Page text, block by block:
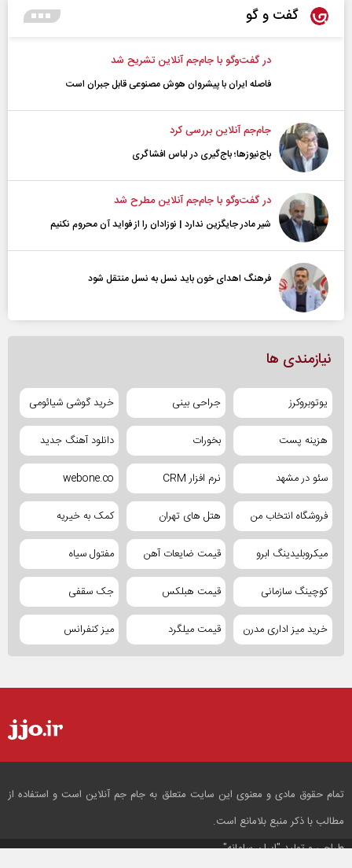
گفت و گو
در گفت‌و‌گو با جام‌جم آنلاین تشریح شد
فاصله ایران با پیشرو‌ان هوش مصنوعی قابل جبران است
جام‌جم آنلاین بررسی کرد
باج‌نیوزها؛ باج‌گیری در لباس افشاگری
در گفت‌و‌گو با جام‌جم آنلاین مطرح شد
شیر مادر جایگزین ندارد | نوزادان را از فواید آن محروم نکنیم
فرهنگ اهدای خون باید نسل به نسل منتقل شود
نیازمندی ها
یوتوبروکرز جراحی بینی خرید گوشی شیائومی
هزینه پست بخورات دانلود آهنگ جدید
سئو در مشهد نرم افزار CRM webone.co
فروشگاه انتخاب من هتل های تهران کمک به خیریه
میکروبلیدینگ ابرو قیمت ضایعات آهن مفتول سیاه
کوچینگ سازمانی قیمت هبلکس جک سقفی
خرید میز اداری مدرن قیمت میلگرد میز کنفرانس
تمام حقوق مادی و معنوی این سایت متعلق به جام جم آنلاین است و استفاده از
مطالب با ذکر منبع بلامانع است.
طراحی و تولید"ایران سامانه"